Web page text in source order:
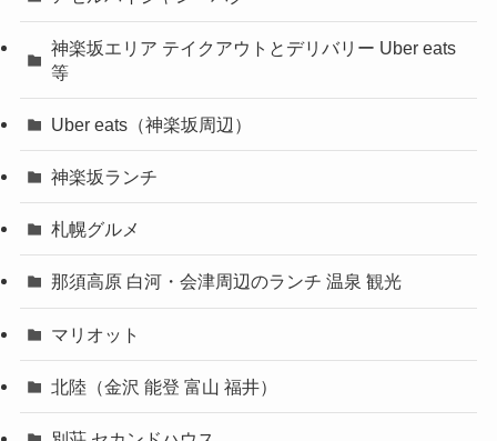
神楽坂エリア テイクアウトとデリバリー Uber eats
等
Uber eats（神楽坂周辺）
神楽坂ランチ
札幌グルメ
那須高原 白河・会津周辺のランチ 温泉 観光
マリオット
北陸（金沢 能登 富山 福井）